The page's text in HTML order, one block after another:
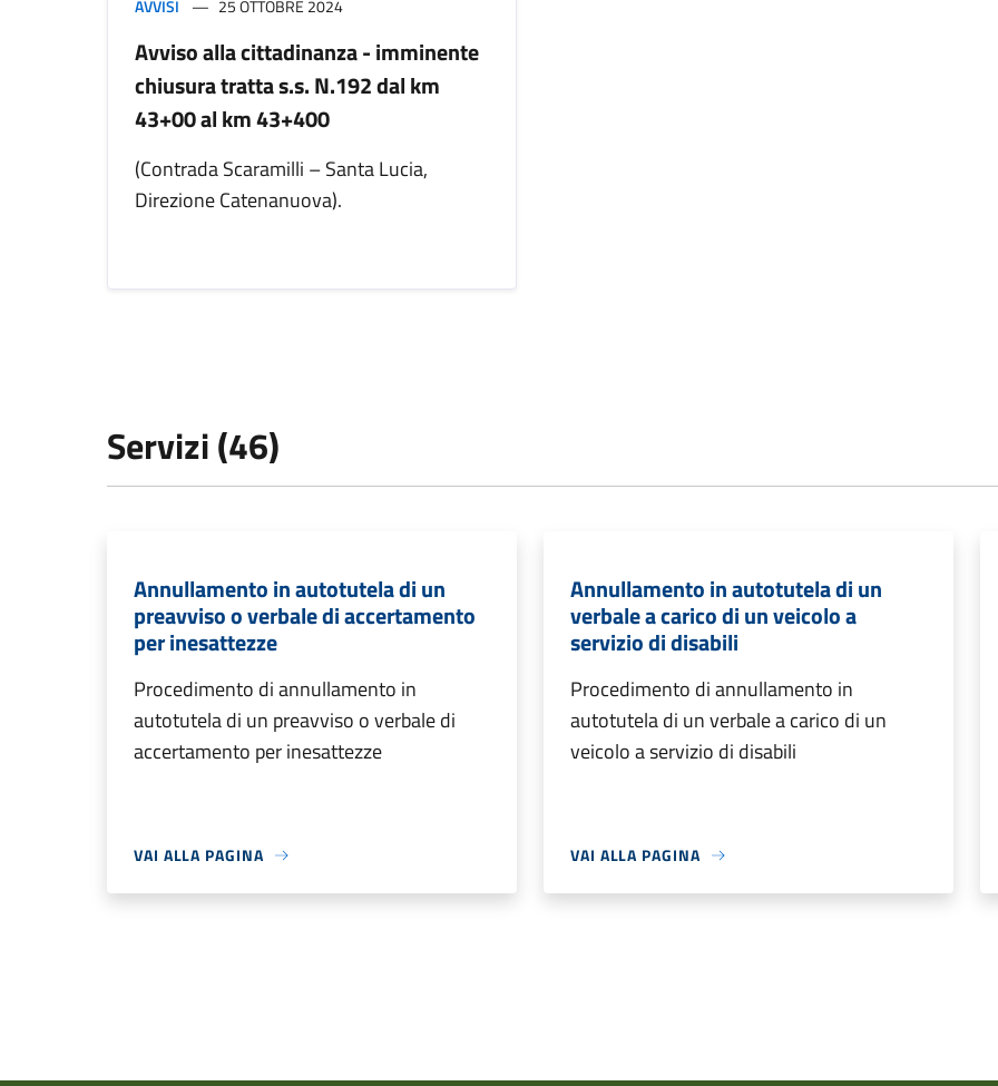
AVVISI 25 OTTOBRE 2024
Avviso alla cittadinanza - imminente
chiusura tratta s.s. N.192 dal km
43+00 al km 43+400
(Contrada Scaramilli – Santa Lucia,
Direzione Catenanuova).
Servizi (46)
Annullamento in autotutela di un
preavviso o verbale di accertamento
per inesattezze
Procedimento di annullamento in
autotutela di un preavviso o verbale di
accertamento per inesattezze
VAI ALLA PAGINA
Annullamento in autotutela di un
verbale a carico di un veicolo a
servizio di disabili
Procedimento di annullamento in
autotutela di un verbale a carico di un
veicolo a servizio di disabili
VAI ALLA PAGINA